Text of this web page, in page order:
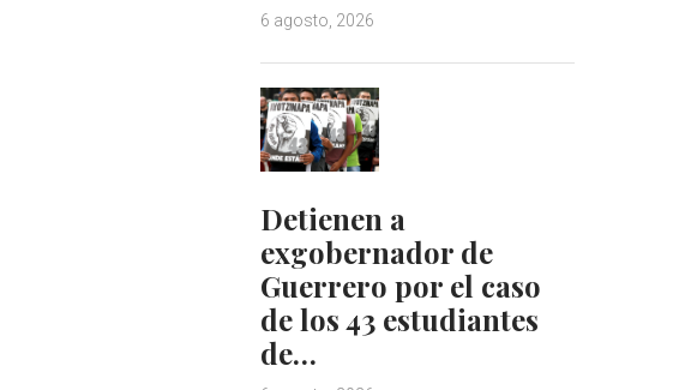
6 agosto, 2026
Detienen a
exgobernador de
Guerrero por el caso
de los 43 estudiantes
de…